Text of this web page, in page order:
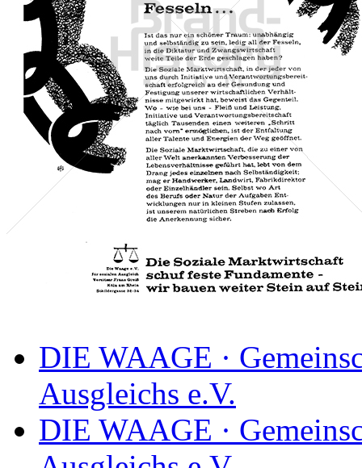
DIE WAAGE ·
Ausgleichs e.V.
DIE WAAGE ·